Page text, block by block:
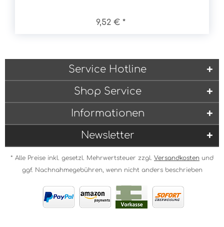
9,52 € *
Service Hotline
Shop Service
Informationen
Newsletter
* Alle Preise inkl. gesetzl. Mehrwertsteuer zzgl. Versandkosten und
ggf. Nachnahmegebühren, wenn nicht anders beschrieben